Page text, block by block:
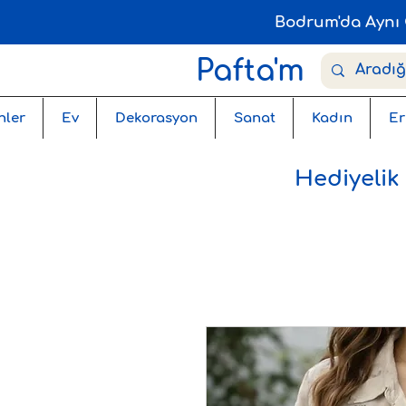
Bodrum'da
Pafta'm
Ev Dekorasyon Sanat Kadın
Hediyelik